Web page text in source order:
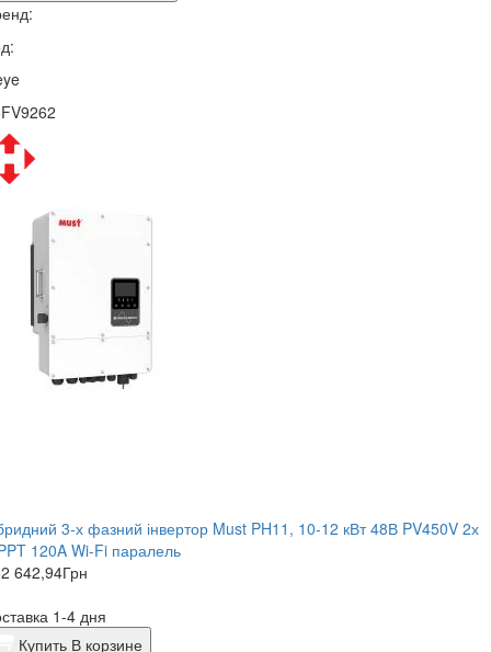
3-х фазний інвертор Must PH11, 10-12 кВт 48В PV450V 2х
120A Wi-Fi паралель
642,94Грн
1-4 дня
Купить В корзине